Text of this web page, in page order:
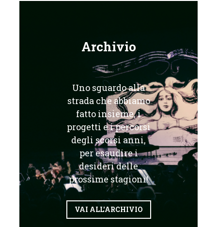
Archivio
Uno sguardo alla
strada che abbiamo
fatto insieme, i
progetti e i percorsi
degli scorsi anni,
per esaudire i
desideri delle
prossime stagioni!
VAI ALL'ARCHIVIO